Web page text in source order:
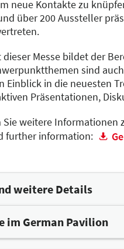
neue Kontakte zu
über 200 Aussteller
Messe bildet der
sind
Einblick in die neuesten
Präsentationen,
weitere Informationen
further information:
weitere Details
im German Pavilion
am German Pavilion